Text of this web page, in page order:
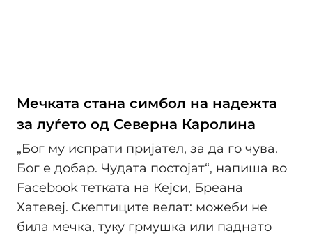
Мечката стана симбол на надежта
за луѓето од Северна Каролина
„Бог му испрати пријател, за да го чува.
Бог е добар. Чудата постојат“, напиша во
Facebook тетката на Кејси, Бреана
Хатевеј. Скептиците велат: можеби не
била мечка, туку грмушка или паднато